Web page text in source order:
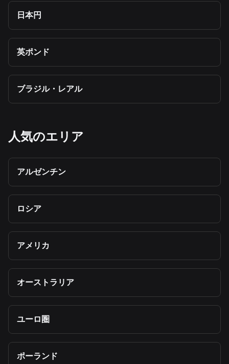
日本円
英ポンド
ブラジル・レアル
人気のエリア
アルゼンチン
ロシア
アメリカ
オーストラリア
ユーロ圏
ポーランド